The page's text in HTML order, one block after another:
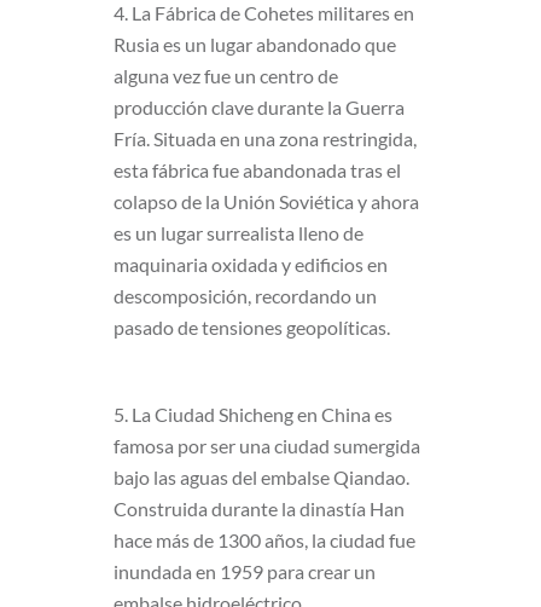
4. La Fábrica de Cohetes militares en
Rusia es un lugar abandonado que
alguna vez fue un centro de
producción clave durante la Guerra
Fría. Situada en una zona restringida,
esta fábrica fue abandonada tras el
colapso de la Unión Soviética y ahora
es un lugar surrealista lleno de
maquinaria oxidada y edificios en
descomposición, recordando un
pasado de tensiones geopolíticas.
5. La Ciudad Shicheng en China es
famosa por ser una ciudad sumergida
bajo las aguas del embalse Qiandao.
Construida durante la dinastía Han
hace más de 1300 años, la ciudad fue
inundada en 1959 para crear un